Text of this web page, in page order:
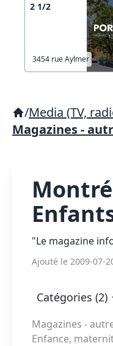
2 1/2
3454 rue Aylmer
/Media (TV,
Magazines -
"Le magazine
Ajouté le 2009-07-
Catégories (2)
Magazines -
Enfance,